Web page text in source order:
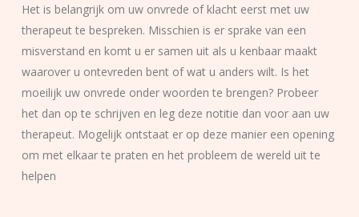
Het is belangrijk om uw onvrede of klacht eerst met uw
therapeut te bespreken. Misschien is er sprake van een
misverstand en komt u er samen uit als u kenbaar maakt
waarover u ontevreden bent of wat u anders wilt. Is het
moeilijk uw onvrede onder woorden te brengen? Probeer
het dan op te schrijven en leg deze notitie dan voor aan uw
therapeut. Mogelijk ontstaat er op deze manier een opening
om met elkaar te praten en het probleem de wereld uit te
helpen